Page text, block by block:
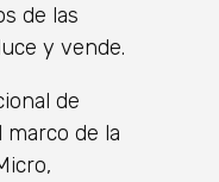
de las
y vende.
de
marco de la